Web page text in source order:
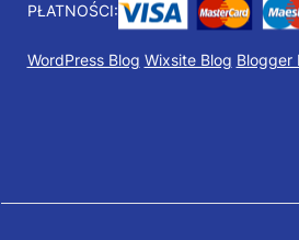
PŁATNOŚCI:
WordPress Blog Wixsite Blog Blogger